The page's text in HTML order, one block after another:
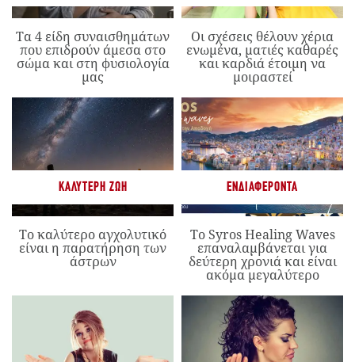
Τα 4 είδη συναισθημάτων
που επιδρούν άμεσα στο
σώμα και στη φυσιολογία
μας
Οι σχέσεις θέλουν χέρια
ενωμένα, ματιές καθαρές
και καρδιά έτοιμη να
μοιραστεί
ΚΑΛΎΤΕΡΗ ΖΩΉ
Το καλύτερο αγχολυτικό
είναι η παρατήρηση των
άστρων
ΕΝΔΙΑΦΈΡΟΝΤΑ
Το Syros Healing Waves
επαναλαμβάνεται για
δεύτερη χρονιά και είναι
ακόμα μεγαλύτερο